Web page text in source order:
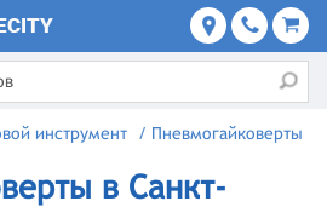
инструмент / Пневмогайковерты
в Санкт-